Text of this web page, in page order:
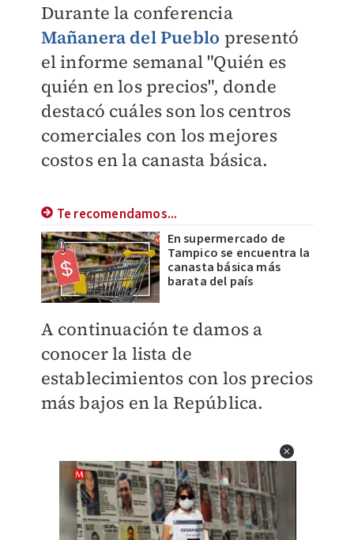
Durante la conferencia
Mañanera del Pueblo presentó
el informe semanal "Quién es
quién en los precios", donde
destacó cuáles son los centros
comerciales con los mejores
costos en la canasta básica.
Te recomendamos...
En supermercado de
Tampico se encuentra la
canasta básica más
barata del país
A continuación te damos a
conocer la lista de
establecimientos con los precios
más bajos en la República.